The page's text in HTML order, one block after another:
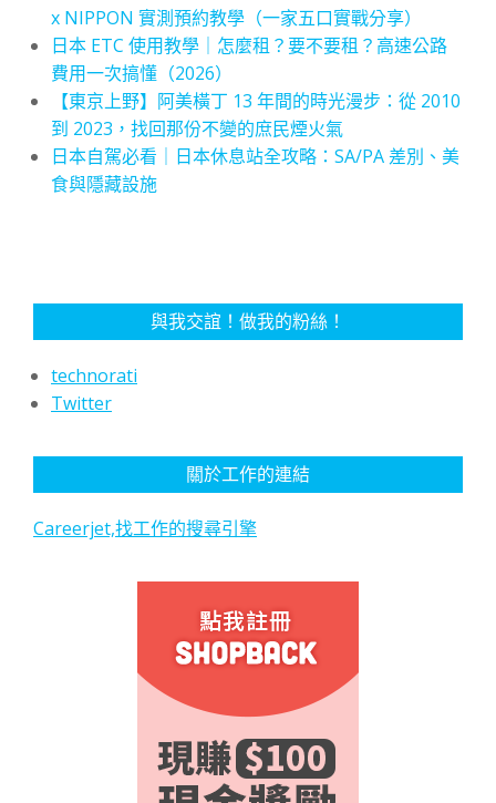
x NIPPON 實測預約教學（一家五口實戰分享）
日本 ETC 使用教學｜怎麼租？要不要租？高速公路
費用一次搞懂（2026）
【東京上野】阿美橫丁 13 年間的時光漫步：從 2010
到 2023，找回那份不變的庶民煙火氣
日本自駕必看｜日本休息站全攻略：SA/PA 差別、美
食與隱藏設施
與我交誼！做我的粉絲！
technorati
Twitter
關於工作的連結
Careerjet,找工作的搜尋引擎